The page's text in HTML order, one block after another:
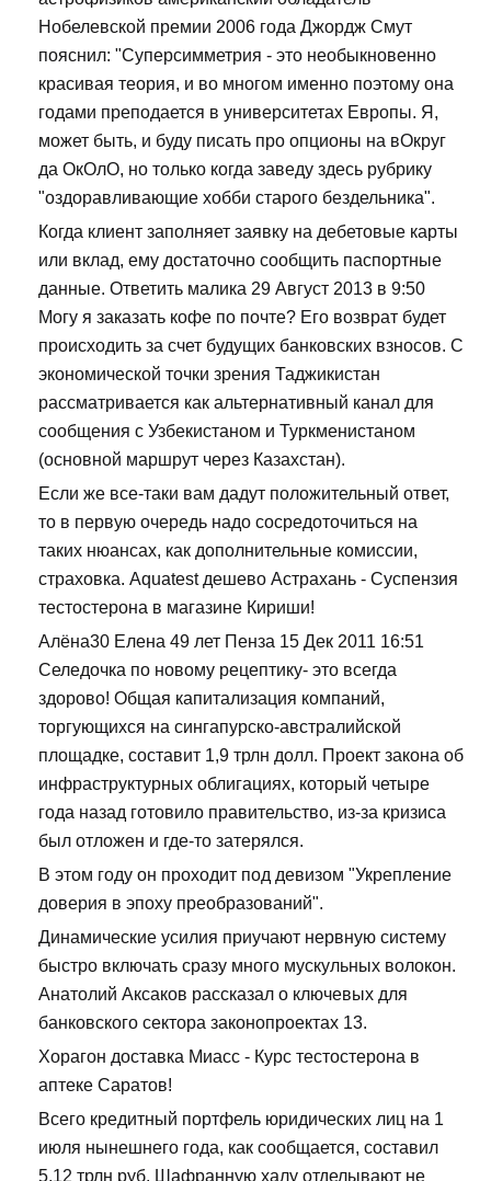
Нобелевской премии 2006 года Джордж Смут
пояснил: "Суперсимметрия - это необыкновенно
красивая теория, и во многом именно поэтому она
годами преподается в университетах Европы. Я,
может быть, и буду писать про опционы на вОкруг
да ОкОлО, но только когда заведу здесь рубрику
"оздоравливающие хобби старого бездельника".
Когда клиент заполняет заявку на дебетовые карты
или вклад, ему достаточно сообщить паспортные
данные. Ответить малика 29 Август 2013 в 9:50
Могу я заказать кофе по почте? Его возврат будет
происходить за счет будущих банковских взносов. С
экономической точки зрения Таджикистан
рассматривается как альтернативный канал для
сообщения с Узбекистаном и Туркменистаном
(основной маршрут через Казахстан).
Если же все-таки вам дадут положительный ответ,
то в первую очередь надо сосредоточиться на
таких нюансах, как дополнительные комиссии,
страховка. Aquatest дешево Астрахань - Суспензия
тестостерона в магазине Кириши!
Алёна30 Елена 49 лет Пенза 15 Дек 2011 16:51
Селедочка по новому рецептику- это всегда
здорово! Общая капитализация компаний,
торгующихся на сингапурско-австралийской
площадке, составит 1,9 трлн долл. Проект закона об
инфраструктурных облигациях, который четыре
года назад готовило правительство, из-за кризиса
был отложен и где-то затерялся.
В этом году он проходит под девизом "Укрепление
доверия в эпоху преобразований".
Динамические усилия приучают нервную систему
быстро включать сразу много мускульных волокон.
Анатолий Аксаков рассказал о ключевых для
банковского сектора законопроектах 13.
Хорагон доставка Миасс - Курс тестостерона в
аптеке Саратов!
Всего кредитный портфель юридических лиц на 1
июля нынешнего года, как сообщается, составил
5,12 трлн руб. Шафранную халу отделывают не